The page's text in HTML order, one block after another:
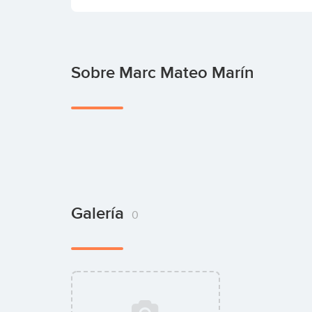
Sobre Marc Mateo Marín
Galería 0